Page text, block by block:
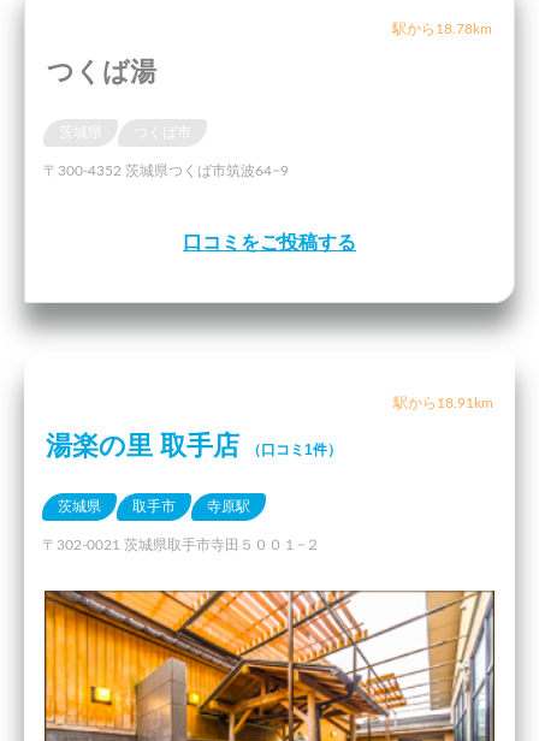
駅から18.78km
つくば湯
つくば市
〒300-4352 茨城県つくば市筑波64−9
口コミをご投稿する
駅から18.91km
湯楽の里 取手店 （口コミ1件）
茨城県 取手市 寺原駅
〒302-0021 茨城県取手市寺田５００１−２